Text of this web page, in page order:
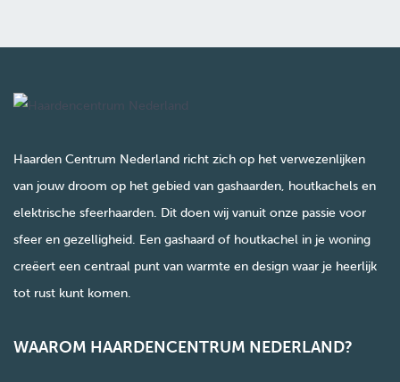
Haarden Centrum Nederland richt zich op het verwezenlijken
van jouw droom op het gebied van gashaarden, houtkachels en
elektrische sfeerhaarden. Dit doen wij vanuit onze passie voor
sfeer en gezelligheid. Een gashaard of houtkachel in je woning
creëert een centraal punt van warmte en design waar je heerlijk
tot rust kunt komen.
WAAROM HAARDENCENTRUM NEDERLAND?